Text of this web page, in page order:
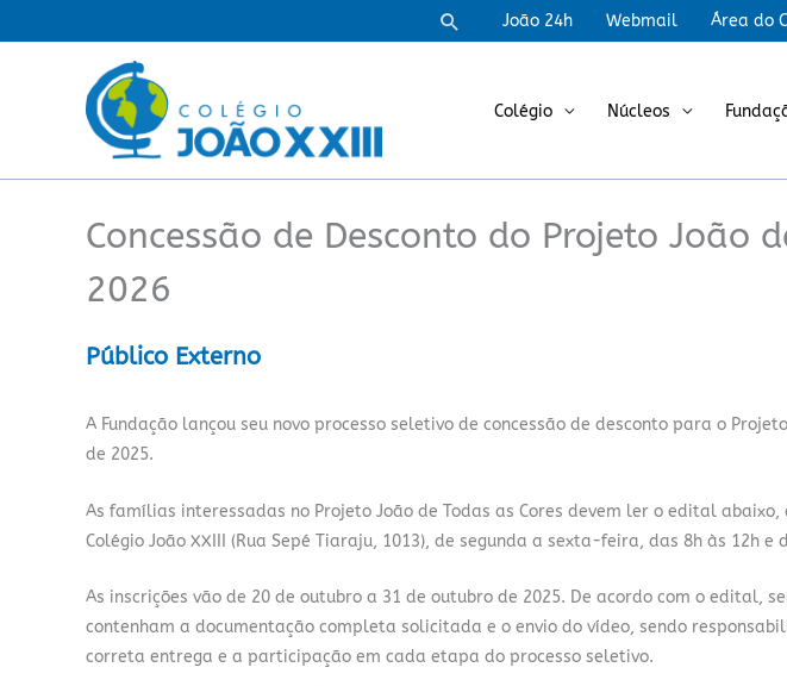
para
PesquisarJoão 24h Webmail Área do
Colégio Núcleos
Concessão de Desconto do Projeto João
2026
Público Externo
A Fundação lançou seu novo processo seletivo de concessão de desconto para o
de 2025.
As famílias interessadas no Projeto João de Todas as Cores devem ler o edital
Colégio João XXIII (Rua Sepé Tiaraju, 1013), de segunda a sexta-feira, das 8h às 12h e
As inscrições vão de 20 de outubro a 31 de outubro de 2025. De acordo com o edital,
contenham a documentação completa solicitada e o envio do vídeo, sendo
correta entrega e a participação em cada etapa do processo seletivo.